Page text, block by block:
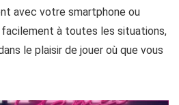
avec votre smartphone ou
à toutes les situations,
le plaisir de jouer où que vous